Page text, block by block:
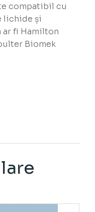
compatibil cu
lichide și
ar fi Hamilton
Biomek